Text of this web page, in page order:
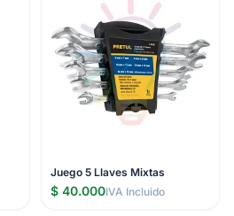
Juego 5 Llaves Mixtas
$ 40.000IVA Incluido